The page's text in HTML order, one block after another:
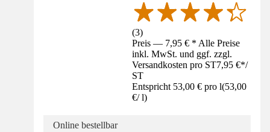
(3)
Preis — 7,95 € * Alle Preise
inkl. MwSt. und ggf. zzgl.
Versandkosten pro ST7,95 €*/
ST
Entspricht 53,00 € pro l(53,00
€/ l)
Online bestellbar